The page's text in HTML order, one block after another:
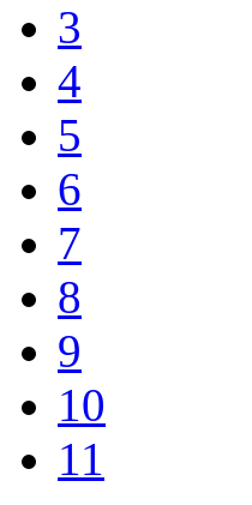
3
4
5
6
7
8
9
10
11